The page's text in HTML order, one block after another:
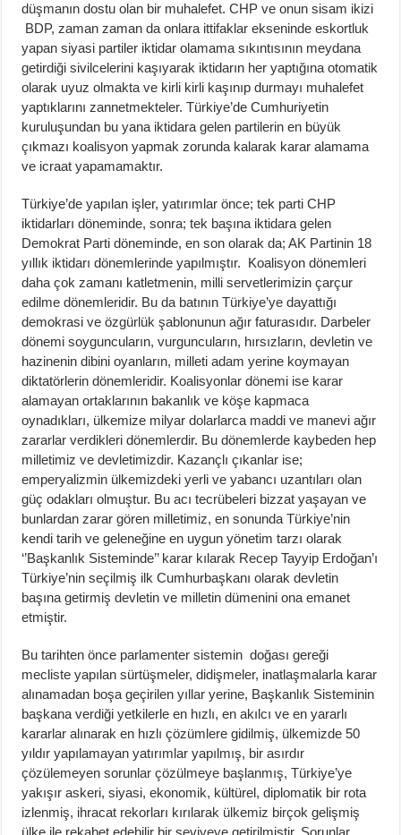
düşmanın dostu olan bir muhalefet. CHP ve onun sisam ikizi
BDP, zaman zaman da onlara ittifaklar ekseninde eskortluk
yapan siyasi partiler iktidar olamama sıkıntısının meydana
getirdiği sivilcelerini kaşıyarak iktidarın her yaptığına otomatik
olarak uyuz olmakta ve kirli kirli kaşınıp durmayı muhalefet
yaptıklarını zannetmekteler. Türkiye’de Cumhuriyetin
kuruluşundan bu yana iktidara gelen partilerin en büyük
çıkmazı koalisyon yapmak zorunda kalarak karar alamama
ve icraat yapamamaktır.
Türkiye’de yapılan işler, yatırımlar önce; tek parti CHP
iktidarları döneminde, sonra; tek başına iktidara gelen
Demokrat Parti döneminde, en son olarak da; AK Partinin 18
yıllık iktidarı dönemlerinde yapılmıştır. Koalisyon dönemleri
daha çok zamanı katletmenin, milli servetlerimizin çarçur
edilme dönemleridir. Bu da batının Türkiye’ye dayattığı
demokrasi ve özgürlük şablonunun ağır faturasıdır. Darbeler
dönemi soyguncuların, vurguncuların, hırsızların, devletin ve
hazinenin dibini oyanların, milleti adam yerine koymayan
diktatörlerin dönemleridir. Koalisyonlar dönemi ise karar
alamayan ortaklarının bakanlık ve köşe kapmaca
oynadıkları, ülkemize milyar dolarlarca maddi ve manevi ağır
zararlar verdikleri dönemlerdir. Bu dönemlerde kaybeden hep
milletimiz ve devletimizdir. Kazançlı çıkanlar ise;
emperyalizmin ülkemizdeki yerli ve yabancı uzantıları olan
güç odakları olmuştur. Bu acı tecrübeleri bizzat yaşayan ve
bunlardan zarar gören milletimiz, en sonunda Türkiye’nin
kendi tarih ve geleneğine en uygun yönetim tarzı olarak
‘’Başkanlık Sisteminde’’ karar kılarak Recep Tayyip Erdoğan’ı
Türkiye’nin seçilmiş ilk Cumhurbaşkanı olarak devletin
başına getirmiş devletin ve milletin dümenini ona emanet
etmiştir.
Bu tarihten önce parlamenter sistemin doğası gereği
mecliste yapılan sürtüşmeler, didişmeler, inatlaşmalarla karar
alınamadan boşa geçirilen yıllar yerine, Başkanlık Sisteminin
başkana verdiği yetkilerle en hızlı, en akılcı ve en yararlı
kararlar alınarak en hızlı çözümlere gidilmiş, ülkemizde 50
yıldır yapılamayan yatırımlar yapılmış, bir asırdır
çözülemeyen sorunlar çözülmeye başlanmış, Türkiye’ye
yakışır askeri, siyasi, ekonomik, kültürel, diplomatik bir rota
izlenmiş, ihracat rekorları kırılarak ülkemiz birçok gelişmiş